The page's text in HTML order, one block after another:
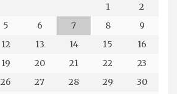
1
2
5 6 7 8
9
12 13 14 15
16
19 20 21 22
23
26 27 28 29
30